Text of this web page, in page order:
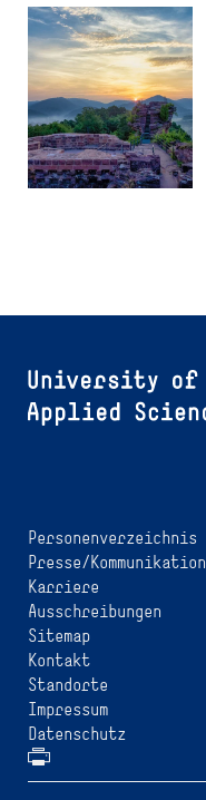
Personenverzeichnis
Presse/Kommunikation
Karriere
Ausschreibungen
Sitemap
Kontakt
Standorte
Impressum
Datenschutz